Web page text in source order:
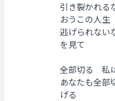
引き裂かれる
おうこの人生
逃げられない
を見て
全部切る 私
あなたも全
げる